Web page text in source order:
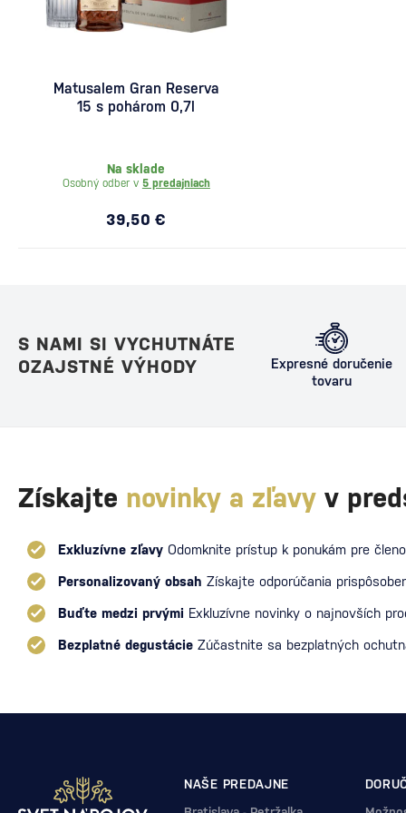
Matusalem Gran Reserva
15 s pohárom 0,7l
Na sklade
Osobný odber v 5 predajniach
39,50 €
S NAMI SI VYCHUTNÁTE
OZAJSTNÉ VÝHODY
Expresné doručenie
tovaru
Získajte novinky a zľavy v
Exkluzívne zľavy Odomknite prístup k ponukám pre
Personalizovaný obsah Získajte odporúčania
Buďte medzi prvými Exkluzívne novinky o najnovších
Bezplatné degustácie Zúčastnite sa bezplatných
NAŠE PREDAJNE